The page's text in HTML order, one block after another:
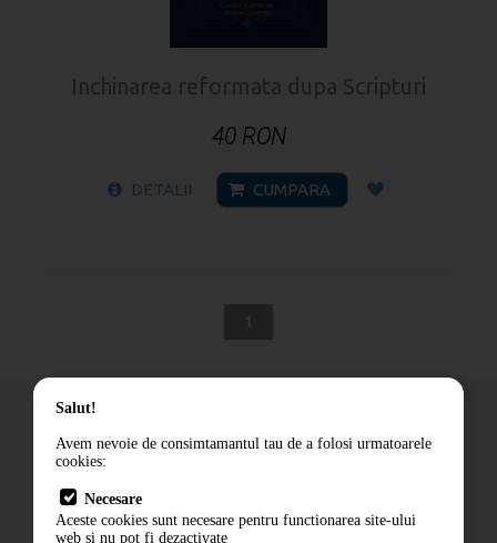
Inchinarea reformata dupa Scripturi
40 RON
DETALII CUMPARA
Cum comand
Livrare
Contact
Salut!
Avem nevoie de consimtamantul tau de a folosi urmatoarele
cookies:
Necesare
Aceste cookies sunt necesare pentru functionarea site-ului
web si nu pot fi dezactivate